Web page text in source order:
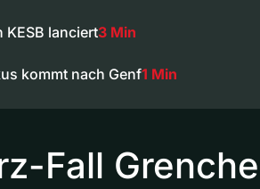
KESB lanciert3 Min
kommt nach Genf1 Min
Fall